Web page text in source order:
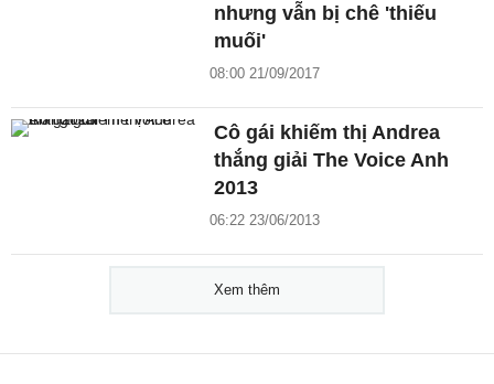
nhưng vẫn bị chê 'thiếu
muối'
08:00 21/09/2017
Cô gái khiếm thị Andrea
thắng giải The Voice Anh
2013
06:22 23/06/2013
Xem thêm